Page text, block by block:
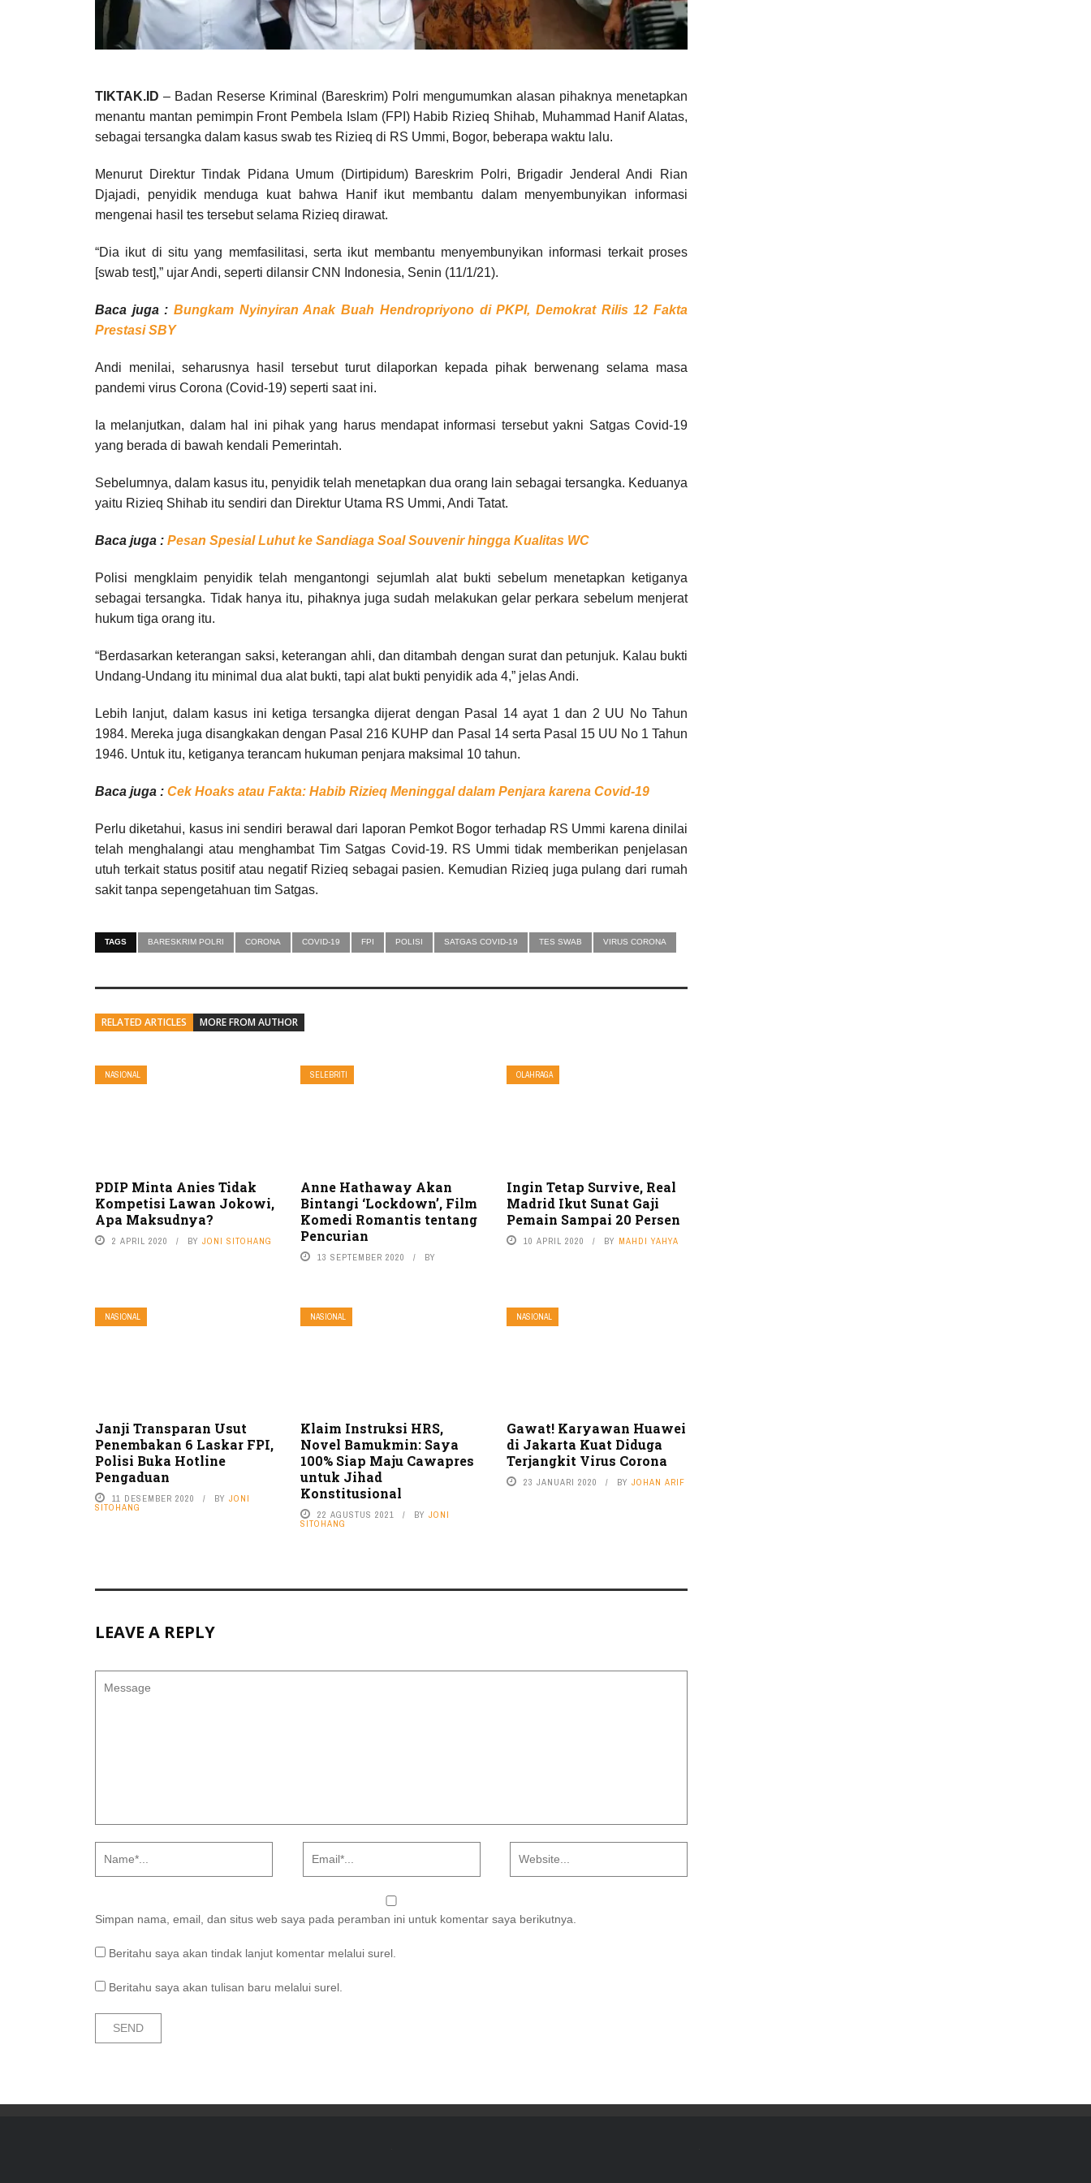
TIKTAK.ID – Badan Reserse Kriminal (Bareskrim) Polri mengumumkan alasan pihaknya menetapkan
menantu mantan pemimpin Front Pembela Islam (FPI) Habib Rizieq Shihab, Muhammad Hanif Alatas,
sebagai tersangka dalam kasus swab tes Rizieq di RS Ummi, Bogor, beberapa waktu lalu.
Menurut Direktur Tindak Pidana Umum (Dirtipidum) Bareskrim Polri, Brigadir Jenderal Andi Rian
Djajadi, penyidik menduga kuat bahwa Hanif ikut membantu dalam menyembunyikan informasi
mengenai hasil tes tersebut selama Rizieq dirawat.
“Dia ikut di situ yang memfasilitasi, serta ikut membantu menyembunyikan informasi terkait proses
[swab test],” ujar Andi, seperti dilansir CNN Indonesia, Senin (11/1/21).
Baca juga :Bungkam Nyinyiran Anak Buah Hendropriyono di PKPI, Demokrat Rilis 12 Fakta
Prestasi SBY
Andi menilai, seharusnya hasil tersebut turut dilaporkan kepada pihak berwenang selama masa
pandemi virus Corona (Covid-19) seperti saat ini.
Ia melanjutkan, dalam hal ini pihak yang harus mendapat informasi tersebut yakni Satgas Covid-19
yang berada di bawah kendali Pemerintah.
Sebelumnya, dalam kasus itu, penyidik telah menetapkan dua orang lain sebagai tersangka. Keduanya
yaitu Rizieq Shihab itu sendiri dan Direktur Utama RS Ummi, Andi Tatat.
Baca juga : Pesan Spesial Luhut ke Sandiaga Soal Souvenir hingga Kualitas WC
Polisi mengklaim penyidik telah mengantongi sejumlah alat bukti sebelum menetapkan ketiganya
sebagai tersangka. Tidak hanya itu, pihaknya juga sudah melakukan gelar perkara sebelum menjerat
hukum tiga orang itu.
“Berdasarkan keterangan saksi, keterangan ahli, dan ditambah dengan surat dan petunjuk. Kalau bukti
Undang-Undang itu minimal dua alat bukti, tapi alat bukti penyidik ada 4,” jelas Andi.
Lebih lanjut, dalam kasus ini ketiga tersangka dijerat dengan Pasal 14 ayat 1 dan 2 UU No Tahun
1984. Mereka juga disangkakan dengan Pasal 216 KUHP dan Pasal 14 serta Pasal 15 UU No 1 Tahun
1946. Untuk itu, ketiganya terancam hukuman penjara maksimal 10 tahun.
Baca juga : Cek Hoaks atau Fakta: Habib Rizieq Meninggal dalam Penjara karena Covid-19
Perlu diketahui, kasus ini sendiri berawal dari laporan Pemkot Bogor terhadap RS Ummi karena dinilai
telah menghalangi atau menghambat Tim Satgas Covid-19. RS Ummi tidak memberikan penjelasan
utuh terkait status positif atau negatif Rizieq sebagai pasien. Kemudian Rizieq juga pulang dari rumah
sakit tanpa sepengetahuan tim Satgas.
TAGS BARESKRIM POLRI CORONA COVID-19 FPI POLISI SATGAS COVID-19 TES SWAB VIRUS CORONA
RELATED ARTICLES MORE FROM AUTHOR
NASIONAL
PDIP Minta Anies Tidak
Kompetisi Lawan Jokowi,
Apa Maksudnya?
2 APRIL 2020 BY JONI SITOHANG
SELEBRITI
Anne Hathaway Akan
Bintangi ‘Lockdown’, Film
Komedi Romantis tentang
Pencurian
13 SEPTEMBER 2020 BY
OLAHRAGA
Ingin Tetap Survive, Real
Madrid Ikut Sunat Gaji
Pemain Sampai 20 Persen
10 APRIL 2020 BY MAHDI YAHYA
NASIONAL
Janji Transparan Usut
Penembakan 6 Laskar FPI,
Polisi Buka Hotline
Pengaduan
11 DESEMBER 2020 BY JONI
SITOHANG
NASIONAL
Klaim Instruksi HRS,
Novel Bamukmin: Saya
100% Siap Maju Cawapres
untuk Jihad
Konstitusional
22 AGUSTUS 2021 BYJONI
SITOHANG
NASIONAL
Gawat! Karyawan Huawei
di Jakarta Kuat Diduga
Terjangkit Virus Corona
23 JANUARI 2020 BY JOHAN ARIF
LEAVE A REPLY
Simpan nama, email, dan situs web saya pada peramban ini untuk komentar saya berikutnya.
Beritahu saya akan tindak lanjut komentar melalui surel.
Beritahu saya akan tulisan baru melalui surel.